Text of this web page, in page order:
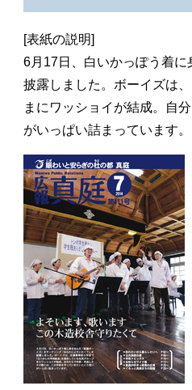
[表紙の説明]
6月17日、白いかっぽう着
披露しました。ボーイズは
まにワッショイが結成。自
がいっぱい詰まっています。